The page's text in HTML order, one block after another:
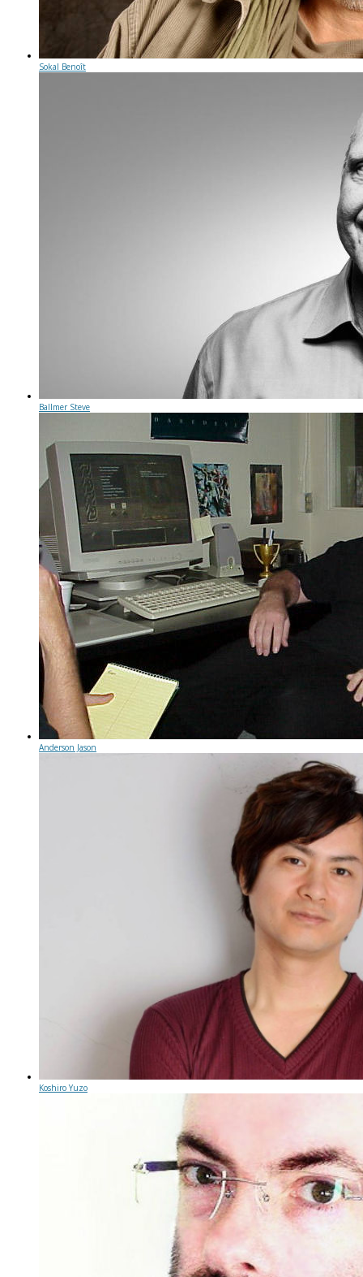
Sokal Benoît
Ballmer Steve
Anderson Jason
Koshiro Yuzo